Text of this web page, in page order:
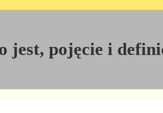
jest, pojęcie i